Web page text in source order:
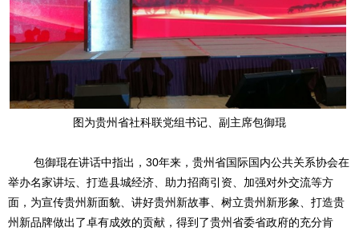
图为贵州省社科联党组书记、副主席包御琨
包御琨在讲话中指出，30年来，贵州省国际国内公共关系协会在
举办名家讲坛、打造县城经济、助力招商引资、加强对外交流等方
面，为宣传贵州新面貌、讲好贵州新故事、树立贵州新形象、打造贵
州新品牌做出了卓有成效的贡献，得到了贵州省委省政府的充分肯